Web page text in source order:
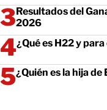
Resultados del
2026
¿Qué es H22 y
¿Quién es la hija